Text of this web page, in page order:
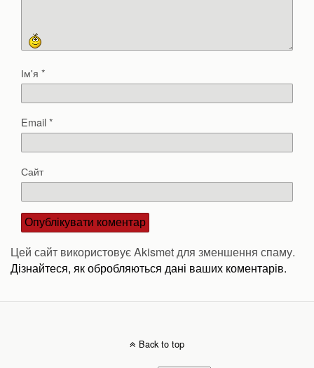
Ім'я *
Email*
Сайт
Цей сайт використовує Akismet для зменшення спаму.
Дізнайтеся, як обробляються дані ваших коментарів.
Back to top